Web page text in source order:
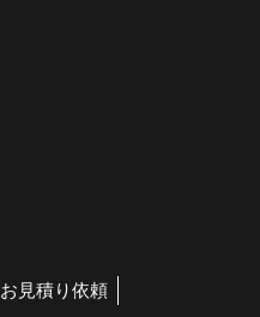
お見積り依頼